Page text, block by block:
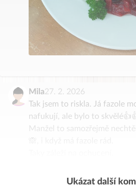
Mila27. 2. 2026
Tak jsem to riskla. Já fazole
nafukují, ale bylo to
Manžel to samozřejmě
Ukázat další